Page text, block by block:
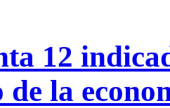
12
de la